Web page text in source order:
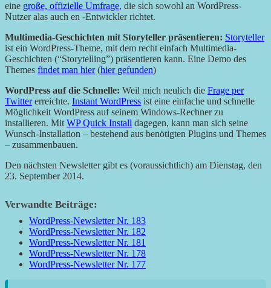
eine große, offizielle Umfrage, die sich sowohl an WordPress-
Nutzer alas auch en -Entwickler richtet.
Multimedia-Geschichten mit Storyteller präsentieren: Storyteller
ist ein WordPress-Theme, mit dem recht einfach Multimedia-
Geschichten (“Storytelling”) präsentieren kann. Eine Demo des
Themes findet man hier(hier gefunden)
WordPress auf die Schnelle: Weil mich neulich die Frage per
Twittererreichte. Instant WordPress ist eine einfache und schnelle
Möglichkeit WordPress auf seinem Windows-Rechner zu
installieren. Mit WP Quick Install dagegen, kann man sich seine
Wunsch-Installation – bestehend aus benötigten Plugins und Themes
– zusammenbauen.
Den nächsten Newsletter gibt es (voraussichtlich) am Dienstag, den
23. September 2014.
Verwandte Beiträge:
WordPress-Newsletter Nr. 183
WordPress-Newsletter Nr. 182
WordPress-Newsletter Nr. 181
WordPress-Newsletter Nr. 178
WordPress-Newsletter Nr. 177